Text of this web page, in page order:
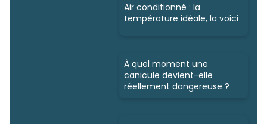
Air conditionné : la
température idéale, la voici
À quel moment une
canicule devient-elle
réellement dangereuse ?